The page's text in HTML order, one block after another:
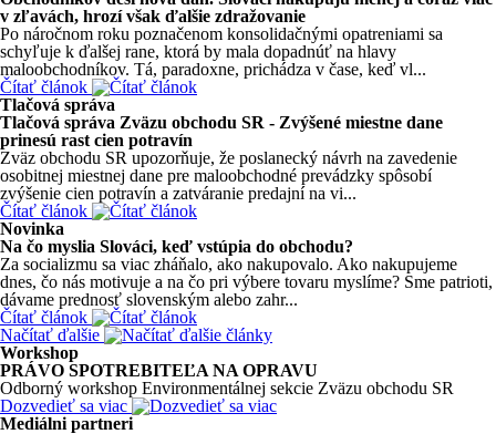
v zľavách, hrozí však ďalšie zdražovanie
Po náročnom roku poznačenom konsolidačnými opatreniami sa
schyľuje k ďalšej rane, ktorá by mala dopadnúť na hlavy
maloobchodníkov. Tá, paradoxne, prichádza v čase, keď vl...
Čítať článok
Tlačová správa
Tlačová správa Zväzu obchodu SR - Zvýšené miestne dane
prinesú rast cien potravín
Zväz obchodu SR upozorňuje, že poslanecký návrh na zavedenie
osobitnej miestnej dane pre maloobchodné prevádzky spôsobí
zvýšenie cien potravín a zatváranie predajní na vi...
Čítať článok
Novinka
Na čo myslia Slováci, keď vstúpia do obchodu?
Za socializmu sa viac zháňalo, ako nakupovalo. Ako nakupujeme
dnes, čo nás motivuje a na čo pri výbere tovaru myslíme? Sme patrioti,
dávame prednosť slovenským alebo zahr...
Čítať článok
Načítať ďalšie
Workshop
PRÁVO SPOTREBITEĽA NA OPRAVU
Odborný workshop Environmentálnej sekcie Zväzu obchodu SR
Dozvedieť sa viac
Mediálni partneri